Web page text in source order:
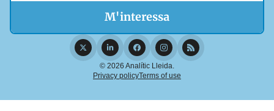
© 2026 Analític Lleida.
Privacy policyTerms of use